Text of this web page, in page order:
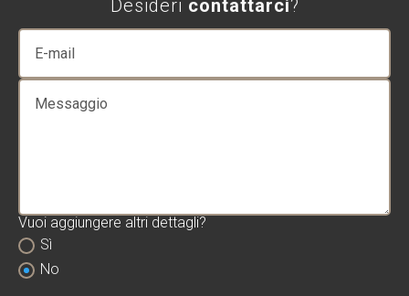
Desideri contattarci?
Vuoi aggiungere altri dettagli?
Sì
No